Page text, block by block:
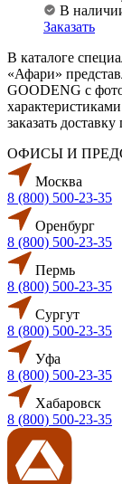
В
Заказать
В каталоге
«Афари»
GOODENG с
заказать
ОФИСЫ И
Москва
8 (800) 500-23-35
Оренбург
8 (800) 500-23-35
Пермь
8 (800) 500-23-35
Сургут
8 (800) 500-23-35
Уфа
8 (800) 500-23-35
Хабаровск
8 (800) 500-23-35